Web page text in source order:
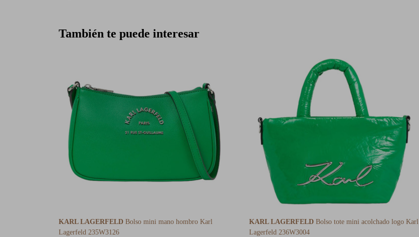
También te puede interesar
KARL LAGERFELD Bolso mini mano hombro Karl
Lagerfeld 235W3126
KARL LAGERFELD Bolso tote mini acolchado logo Karl
Lagerfeld 236W3004